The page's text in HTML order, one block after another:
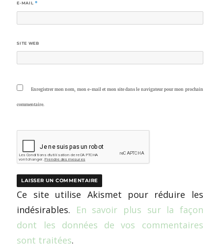
E-MAIL *
SITE WEB
Enregistrer mon nom, mon e-mail et mon site dans le navigateur pour mon prochain
commentaire.
Ce site utilise Akismet pour réduire les
indésirables. En savoir plus sur la façon
dont les données de vos commentaires
sont traitées.